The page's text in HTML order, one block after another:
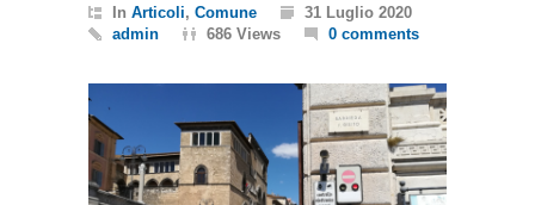
In Articoli, Comune
31 Luglio 2020
admin
686 Views 0 comments